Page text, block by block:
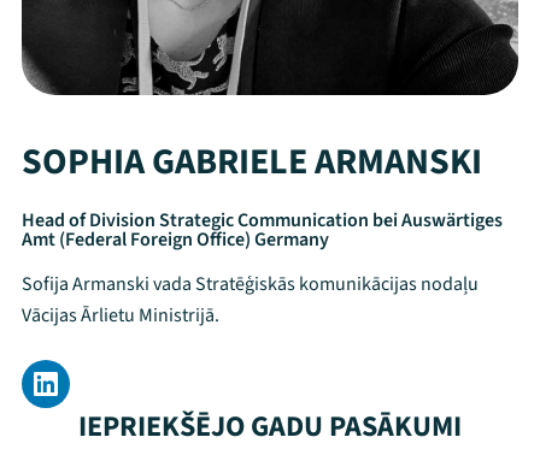
Mana programma
SOPHIA GABRIELE ARMANSKI
Head of Division Strategic Communication bei Auswärtiges
Amt (Federal Foreign Office) Germany
Sofija Armanski vada Stratēģiskās komunikācijas nodaļu
Vācijas Ārlietu Ministrijā.
IEPRIEKŠĒJO GADU PASĀKUMI